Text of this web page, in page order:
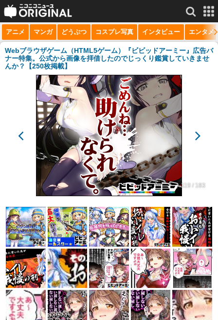
サービス一覧 もっと見る
niconico
動画
生放送
ニュース
チャンネル
マンガ
ニコニコQ
アニメ マンガ どうぶつ コスプレ写真 インタビュー エンタメ
Webブラウザゲーム（HTML5ゲーム）『ビビッドアーミー』広告バ
ナー特集。公式から画像を拝借したのでじっくり鑑賞していきませ
んか？【250枚掲載】
119 / 183